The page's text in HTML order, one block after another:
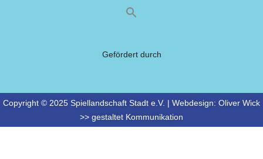
Gefördert durch
Copyright © 2025 Spiellandschaft Stadt e.V. | Webdesign: Oliver Wick
>> gestaltet Kommunikation